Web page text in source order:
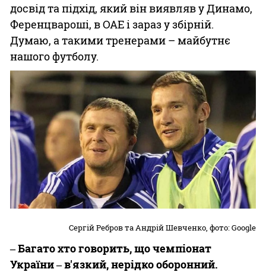
досвід та підхід, який він виявляв у Динамо,
Ференцвароші, в ОАЕ і зараз у збірній.
Думаю, а такими тренерами – майбутнє
нашого футболу.
Сергій Ребров та Андрій Шевченко, фото: Google
‒ Багато хто говорить, що чемпіонат
України ‒ в'язкий, нерідко оборонний.